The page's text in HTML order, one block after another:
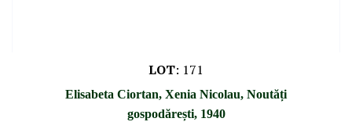
LOT: 171
Elisabeta Ciortan, Xenia Nicolau, Noutăți
gospodărești, 1940